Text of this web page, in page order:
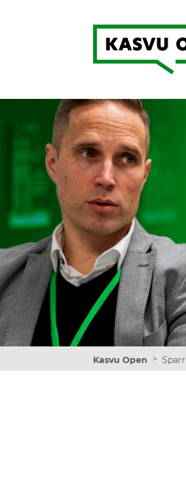
Kasvu Open
Kasvu Open >